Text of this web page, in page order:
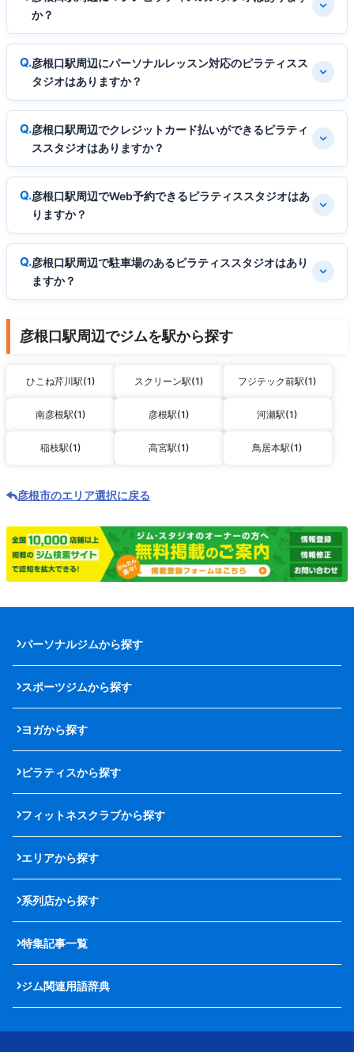
か？
彦根口駅周辺にパーソナルレッスン対応のピラティスス
タジオはありますか？
彦根口駅周辺でクレジットカード払いができるピラティ
ススタジオはありますか？
彦根口駅周辺でWeb予約できるピラティススタジオはあ
りますか？
彦根口駅周辺で駐車場のあるピラティススタジオはあり
ますか？
彦根口駅周辺でジムを駅から探す
ひこね芹川駅(1) スクリーン駅(1) フジテック前駅(1)
南彦根駅(1) 彦根駅(1) 河瀬駅(1)
稲枝駅(1) 高宮駅(1) 鳥居本駅(1)
彦根市のエリア選択に戻る
パーソナルジムから探す
スポーツジムから探す
ヨガから探す
ピラティスから探す
フィットネスクラブから探す
エリアから探す
系列店から探す
特集記事一覧
ジム関連用語辞典